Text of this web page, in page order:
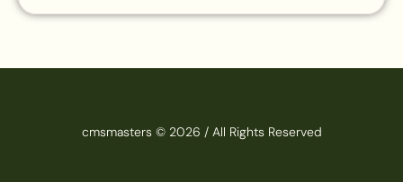
cmsmasters © 2026 / All Rights Reserved